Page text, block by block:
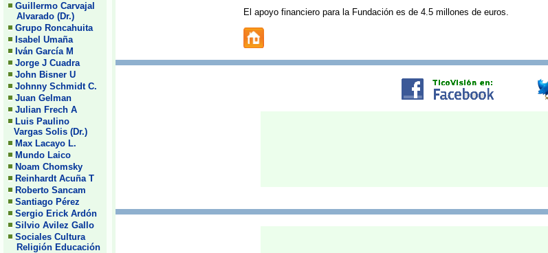
Guillermo Carvajal
Alvarado (Dr.)
Grupo Roncahuita
Isabel Umaña
Iván García M
Jorge J Cuadra
John Bisner U
Johnny Schmidt C.
Juan Gelman
Julian Frech A
Luis Paulino
Vargas Solis (Dr.)
Max Lacayo L.
Mundo Laico
Noam Chomsky
Reinhardt Acuña T
Roberto Sancam
Santiago Pérez
Sergio Erick Ardón
Silvio Avilez Gallo
Sociales Cultura
Religión Educación
El apoyo financiero para la Fundación es de 4.5 millones de euros.